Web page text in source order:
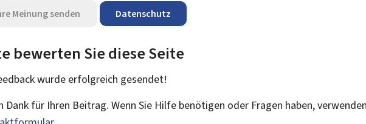
Meinung senden Datenschutz
bewerten Sie diese Seite
wurde erfolgreich gesendet!
Dank für Ihren Beitrag. Wenn Sie Hilfe benötigen oder Fragen haben,